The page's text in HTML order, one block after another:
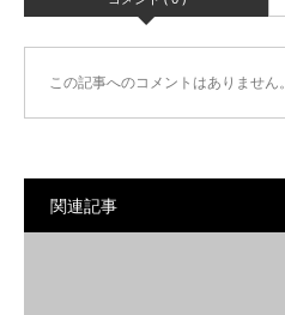
この記事へのコメントはありません。
関連記事